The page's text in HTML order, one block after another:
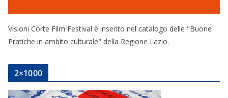
Visioni Corte Film Festival è inserito nel catalogo delle "Buone
Pratiche in ambito culturale" della Regione Lazio.
2×1000